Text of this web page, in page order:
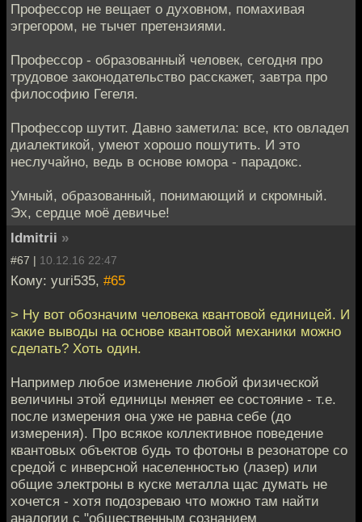
Профессор не вещает о духовном, помахивая
эгрегором, не тычет претензиями.
Профессор - образованный человек, сегодня про
трудовое законодательство расскажет, завтра про
философию Гегеля.
Профессор шутит. Давно заметила: все, кто овладел
диалектикой, умеют хорошо пошутить. И это
неслучайно, ведь в основе юмора - парадокс.
Умный, образованный, понимающий и скромный.
Эх, сердце моё девичье!
ldmitrii »
#67 | 10.12.16 22:47
Кому: yuri535, #65
> Ну вот обозначим человека квантовой единицей. И
какие выводы на основе квантовой механики можно
сделать? Хоть один.
Например любое изменение любой физической
величины этой единицы меняет ее состояние - т.е.
после измерения она уже не равна себе (до
измерения). Про всякое коллективное поведение
квантовых объектов будь то фотоны в резонаторе со
средой с инверсной населенностью (лазер) или
общие электроны в куске металла щас думать не
хочется - хотя подозреваю что можно там найти
аналогии с "общественным сознанием